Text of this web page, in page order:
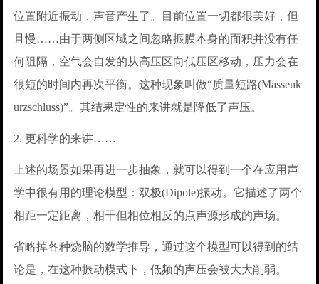
位置附近振动，声音产生了。目前位置一切都很美好，但
且慢……由于两侧区域之间忽略振膜本身的面积并没有任
何阻隔，空气会自发的从高压区向低压区移动，压力会在
很短的时间内再次平衡。这种现象叫做“质量短路(Massenk
urzschluss)”。其结果定性的来讲就是降低了声压。
2. 更科学的来讲……
上述的场景如果再进一步抽象，就可以得到一个在应用声
学中很有用的理论模型：双极(Dipole)振动。它描述了两个
相距一定距离，相干但相位相反的点声源形成的声场。
省略掉各种烧脑的数学推导，通过这个模型可以得到的结
论是，在这种振动模式下，低频的声压会被大大削弱。